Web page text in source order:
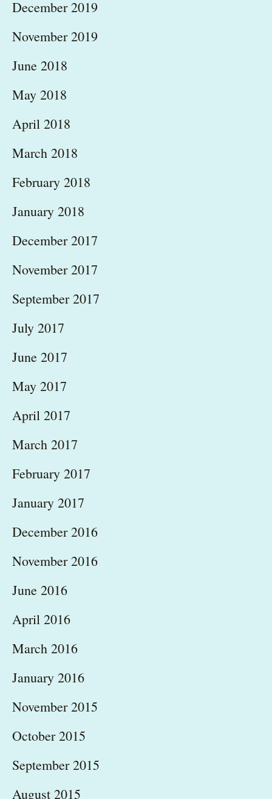
December 2019
November 2019
June 2018
May 2018
April 2018
March 2018
February 2018
January 2018
December 2017
November 2017
September 2017
July 2017
June 2017
May 2017
April 2017
March 2017
February 2017
January 2017
December 2016
November 2016
June 2016
April 2016
March 2016
January 2016
November 2015
October 2015
September 2015
August 2015